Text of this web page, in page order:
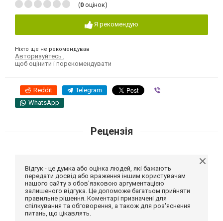
(0 оцінок)
Я рекомендую
Ніхто ще не рекомендував
Авторизуйтесь
щоб оцінити і порекомендувати
Reddit Telegram
WhatsApp
Рецензія
Відгук - це думка або оцінка людей, які бажають
передати досвід або враження іншим користувачам
нашого сайту з обов'язковою аргументацією
залишеного відгука. Це допоможе багатьом прийняти
правильне рішення. Коментарі призначені для
спілкування та обговорення, а також для роз'яснення
питань, що цікавлять.